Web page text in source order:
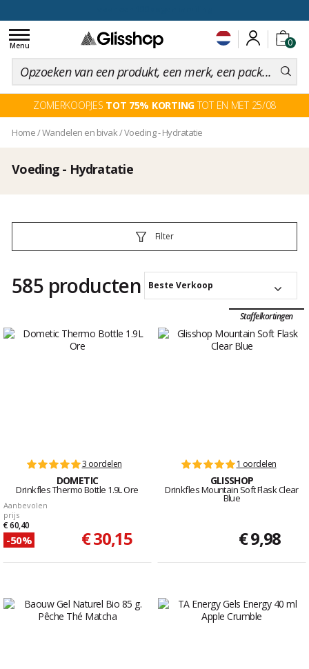
0
Toggle
navigation
Menu
ZOMERKOOPJES TOT 75% KORTINGTOT EN MET 25/08
Home/Wandelen en bivak/Voeding - Hydratatie
Voeding - Hydratatie
Filter
585 producten Beste Verkoop
3 oordelen
DOMETIC
Drinkfles Thermo Bottle 1.9L Ore
Aanbevolen
prijs
€ 60,40
-50% € 30,15
Staffelkortingen
1 oordelen
GLISSHOP
Drinkfles Mountain Soft Flask Clear
Blue
€ 9,98